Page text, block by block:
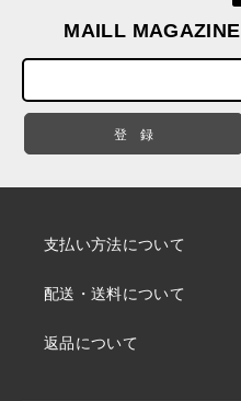
MAILL MAGAZINE
支払い方法について
配送・送料について
返品について